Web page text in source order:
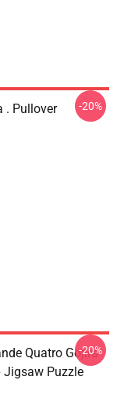
. Pullover
-20%
Quatro Gojira
Jigsaw Puzzle
-20%